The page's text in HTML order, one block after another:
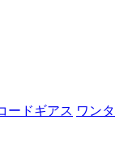
ードギアス ワンタ